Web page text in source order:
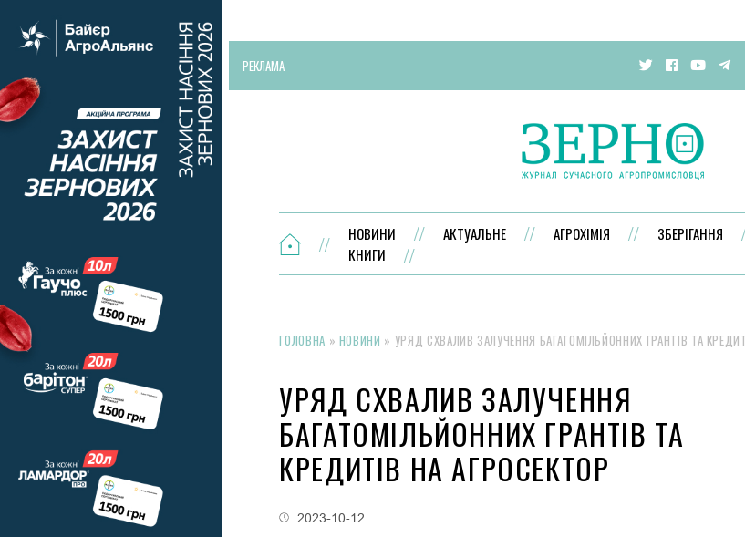
РЕКЛАМА
НОВИНИ АКТУАЛЬНЕ АГРОХІМІЯ ЗБЕРІГАННЯ
КНИГИ
ГОЛОВНА » НОВИНИ » УРЯД СХВАЛИВ ЗАЛУЧЕННЯ БАГАТОМІЛЬЙОННИХ ГРАНТІВ ТА
УРЯД СХВАЛИВ ЗАЛУЧЕННЯ
БАГАТОМІЛЬЙОННИХ ГРАНТІВ ТА
КРЕДИТІВ НА АГРОСЕКТОР
2023-10-12